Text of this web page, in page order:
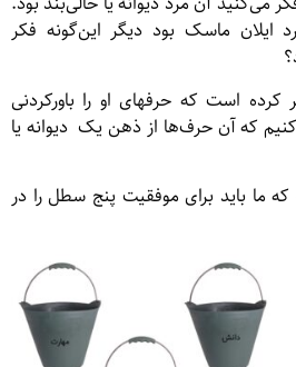
ایلان ماسک بود دیگر این‌گونه فکر
است که حرفهای او را باورکردنی
که آن حرف‌ها از ذهن یک دیوانه یا
ما باید برای موفقیت پنج سطل را در